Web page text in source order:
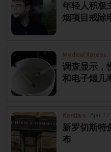
年轻人积极
烟项目戒除
Medical Xpress
调查显示，
和电子烟几
Kentlive
新罗切斯特
布